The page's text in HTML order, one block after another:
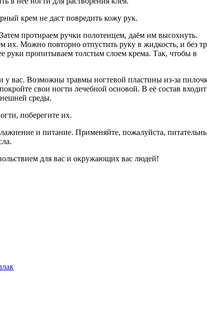
крем не даст повредить кожу рук.
протираем ручки полотенцем, даём им высохнуть.
Можно повторно отпустить руку в жидкость, и без
руки пропитываем толстым слоем крема. Так, чтобы в
вас. Возможны травмы ногтевой пластины из-за
свои ногти лечебной основой. В её состав
среды.
поберегите их.
и питание. Применяйте, пожалуйста,
для вас и окружающих вас людей!